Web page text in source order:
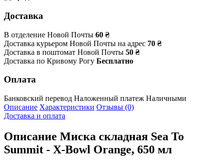
Доставка
В отделение Новой Почты 60 ₴
Доставка курьером Новой Почты на адрес 70 ₴
Доставка в поштомат Новой Почты 50 ₴
Доставка по Кривому Рогу Бесплатно
Оплата
Банковский перевод Наложенный платеж Наличными
Описание Характеристики Отзывы (0)
Доставка и оплата
Описание Миска складная Sea To
Summit - X-Bowl Orange, 650 мл